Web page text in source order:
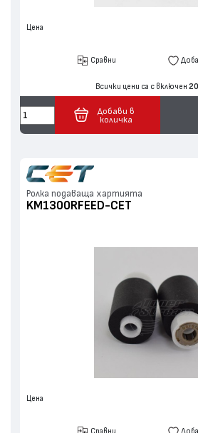
Цена
Сравни
Всички цени са с включен
Добави в
количка
Ролка подаваща хартията
KM1300RFEED-CET
Цена
Сравни